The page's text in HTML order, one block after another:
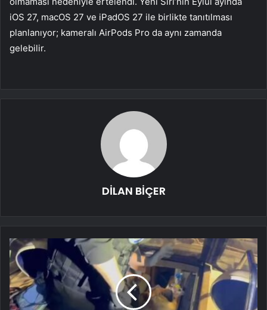
iOS 27, macOS 27 ve iPadOS 27 ile birlikte tanıtılması
planlanıyor; kameralı AirPods Pro da aynı zamanda
gelebilir.
DİLAN BİÇER